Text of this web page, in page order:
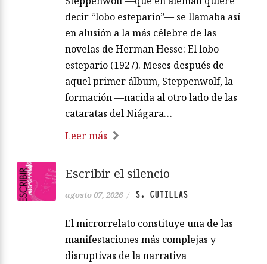
decir “lobo estepario”— se llamaba así
en alusión a la más célebre de las
novelas de Herman Hesse: El lobo
estepario (1927). Meses después de
aquel primer álbum, Steppenwolf, la
formación —nacida al otro lado de las
cataratas del Niágara…
Leer más
Escribir el silencio
agosto 07, 2026 / S. CUTILLAS
El microrrelato constituye una de las
manifestaciones más complejas y
disruptivas de la narrativa